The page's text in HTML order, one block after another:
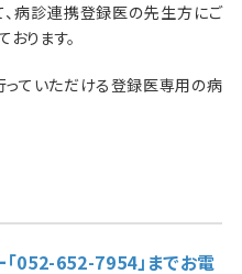
病診連携登録医の先生方にご
ります。
ていただける登録医専用の病
052-652-7954」までお電